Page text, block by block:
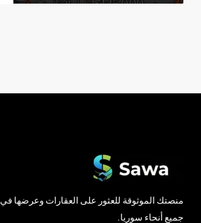
منصتك الموثوقة للعثور على العقارات وعرضها في
جميع أنحاء سوريا.